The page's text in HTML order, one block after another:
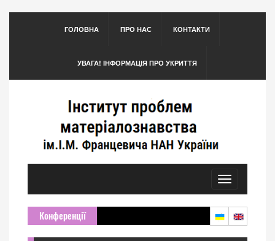
ГОЛОВНА ПРО НАС КОНТАКТИ
УВАГА! ІНФОРМАЦІЯ ПРО УКРИТТЯ
Toggle
navigation
Конференції